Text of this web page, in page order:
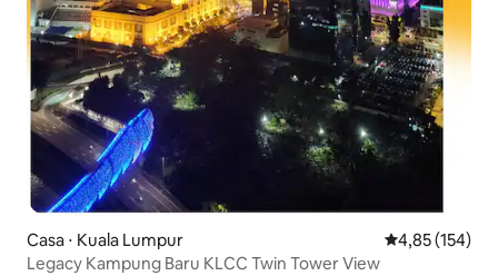
Casa ⋅ Kuala Lumpur 4,85 de uma
4,85 (154)
Legacy Kampung Baru KLCC Twin Tower View